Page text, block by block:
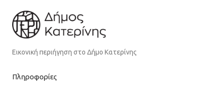
Εικονική περιήγηση στο Δήμο Κατερίνης
Πληροφορίες